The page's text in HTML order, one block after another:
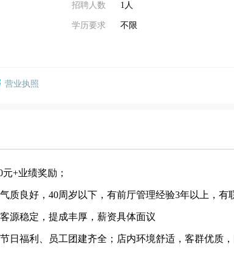
招聘人数 1人
学历要求 不限
营业执照
+业绩奖励；
质良好，40周岁以下，有前厅管理经验3年以上，有
源稳定，提成丰厚，薪资具体面议
日福利、员工团建齐全；店内环境舒适，客群优质